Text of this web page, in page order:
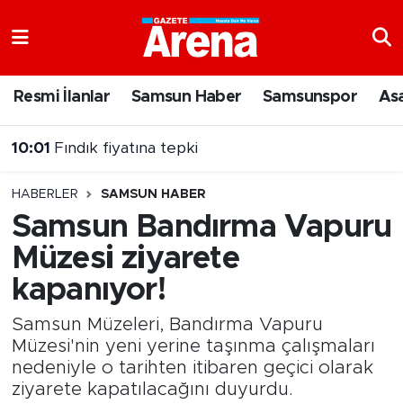
Resmi İlanlar Samsun Haber Samsunspor
HABERLER SAMSUN HABER
Samsun Bandırma Vapuru
Müzesi ziyarete
kapanıyor!
Samsun Müzeleri, Bandırma Vapuru
Müzesi'nin yeni yerine taşınma çalışmaları
nedeniyle o tarihten itibaren geçici olarak
ziyarete kapatılacağını duyurdu.
Samsun Namaz Vakitleri
Süper Lig Puan Durumu ve Fikstür
Tüm Manşetler
Son Dakika Haberleri
Haber Arşivi